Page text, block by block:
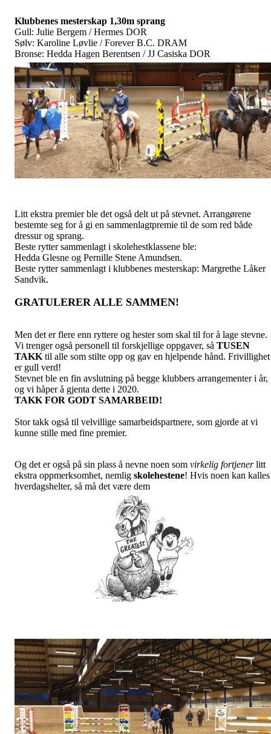
Klubbenes mesterskap 1,30m sprang
Gull: Julie Bergem / Hermes DOR
Sølv: Karoline Løvlie / Forever B.C. DRAM
Bronse: Hedda Hagen Berentsen / JJ Casiska DOR
Litt ekstra premier ble det også delt ut på stevnet. Arrangørene
bestemte seg for å gi en sammenlagtpremie til de som red både
dressur og sprang.
Beste rytter sammenlagt i skolehestklassene ble:
Hedda Glesne og Pernille Stene Amundsen.
Beste rytter sammenlagt i klubbenes mesterskap: Margrethe Låker
Sandvik.
GRATULERER ALLE SAMMEN!
Men det er flere enn ryttere og hester som skal til for å lage stevne.
Vi trenger også personell til forskjellige oppgaver, så TUSEN
TAKK til alle som stilte opp og gav en hjelpende hånd. Frivillighet
er gull verd!
Stevnet ble en fin avslutning på begge klubbers arrangementer i år,
og vi håper å gjenta dette i 2020.
TAKK FOR GODT SAMARBEID!
Stor takk også til velvillige samarbeidspartnere, som gjorde at vi
kunne stille med fine premier.
Og det er også på sin plass å nevne noen som virkelig fortjenerlitt
ekstra oppmerksomhet, nemlig skolehestene! Hvis noen kan kalles
hverdagshelter, så må det være dem